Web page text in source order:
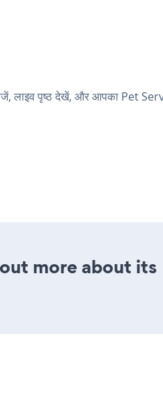
लाइव पृष्ठ देखें, और आपका Pet
more about its